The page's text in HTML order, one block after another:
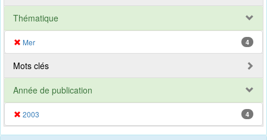
Thématique
Mer 4
Mots clés
Année de publication
2003 4